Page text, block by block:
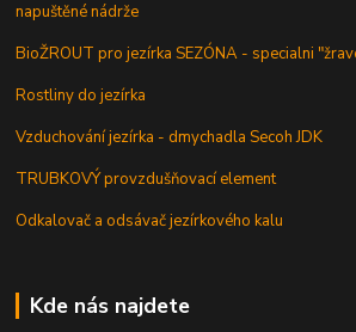
napuštěné nádrže
BioŽROUT pro jezírka SEZÓNA - specialni
Rostliny do jezírka
Vzduchování jezírka - dmychadla Secoh JDK
TRUBKOVÝ provzdušňovací element
Odkalovač a odsávač jezírkového kalu
Kde nás najdete